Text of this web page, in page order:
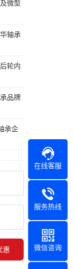
微型
轴承
轮内
品牌
承企
在线客服
服务热线
微信咨询